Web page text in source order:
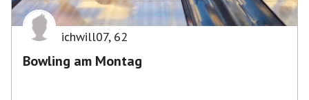
ichwill07, 62
Bowling am Montag